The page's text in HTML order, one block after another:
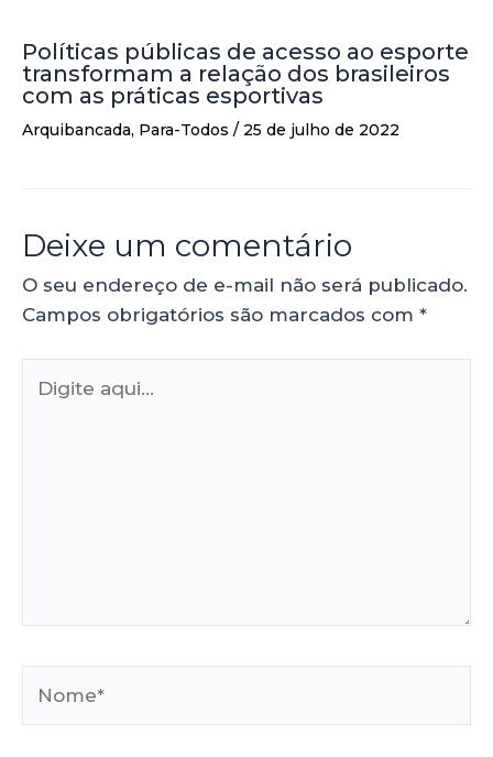
Políticas públicas de acesso ao esporte
transformam a relação dos brasileiros
com as práticas esportivas
Arquibancada, Para-Todos / 25 de julho de 2022
Deixe um comentário
O seu endereço de e-mail não será publicado.
Campos obrigatórios são marcados com *